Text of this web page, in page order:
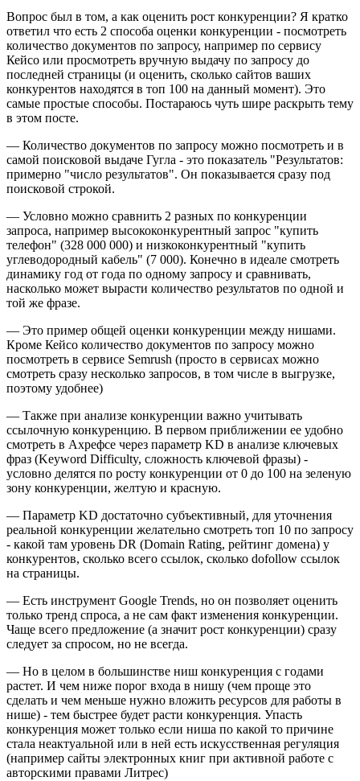
Вопрос был в том, а как оценить рост конкуренции? Я кратко
ответил что есть 2 способа оценки конкуренции - посмотреть
количество документов по запросу, например по сервису
Кейсо или просмотреть вручную выдачу по запросу до
последней страницы (и оценить, сколько сайтов ваших
конкурентов находятся в топ 100 на данный момент). Это
самые простые способы. Постараюсь чуть шире раскрыть тему
в этом посте.
— Количество документов по запросу можно посмотреть и в
самой поисковой выдаче Гугла - это показатель "Результатов:
примерно "число результатов". Он показывается сразу под
поисковой строкой.
— Условно можно сравнить 2 разных по конкуренции
запроса, например высококонкурентный запрос "купить
телефон" (328 000 000) и низкоконкурентный "купить
углеводородный кабель" (7 000). Конечно в идеале смотреть
динамику год от года по одному запросу и сравнивать,
насколько может вырасти количество результатов по одной и
той же фразе.
— Это пример общей оценки конкуренции между нишами.
Кроме Кейсо количество документов по запросу можно
посмотреть в сервисе Semrush (просто в сервисах можно
смотреть сразу несколько запросов, в том числе в выгрузке,
поэтому удобнее)
— Также при анализе конкуренции важно учитывать
ссылочную конкуренцию. В первом приближении ее удобно
смотреть в Ахрефсе через параметр KD в анализе ключевых
фраз (Keyword Difficulty, сложность ключевой фразы) -
условно делятся по росту конкуренции от 0 до 100 на зеленую
зону конкуренции, желтую и красную.
— Параметр KD достаточно субъективный, для уточнения
реальной конкуренции желательно смотреть топ 10 по запросу
- какой там уровень DR (Domain Rating, рейтинг домена) у
конкурентов, сколько всего ссылок, сколько dofollow ссылок
на страницы.
— Есть инструмент Google Trends, но он позволяет оценить
только тренд спроса, а не сам факт изменения конкуренции.
Чаще всего предложение (а значит рост конкуренции) сразу
следует за спросом, но не всегда.
— Но в целом в большинстве ниш конкуренция с годами
растет. И чем ниже порог входа в нишу (чем проще это
сделать и чем меньше нужно вложить ресурсов для работы в
нише) - тем быстрее будет расти конкуренция. Упасть
конкуренция может только если ниша по какой то причине
стала неактуальной или в ней есть искусственная регуляция
(например сайты электронных книг при активной работе с
авторскими правами Литрес)